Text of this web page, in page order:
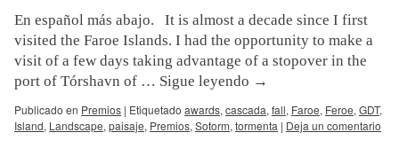
En español más abajo. It is almost a decade since I first
visited the Faroe Islands. I had the opportunity to make a
visit of a few days taking advantage of a stopover in the
port of Tórshavn of … Sigue leyendo →
Publicado en Premios | Etiquetado awards, cascada, fall, Faroe, Feroe, GDT,
Island, Landscape, paisaje, Premios, Sotorm, tormenta | Deja un comentario